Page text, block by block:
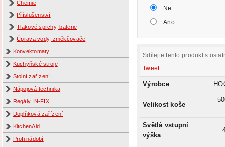
Chemie
Příslušenství
Tlakové sprchy, baterie
Úprava vody, změkčovače
Konvektomaty
Kuchyňské stroje
Stolní zařízení
Nápojová technika
Regály IN-FIX
Doplňková zařízení
KitchenAid
Profi nádobí
Ne
Ano
Sdílejte tento produkt s
Tweet
Výrobce
Velikost koše
Světlá vstupní
výška